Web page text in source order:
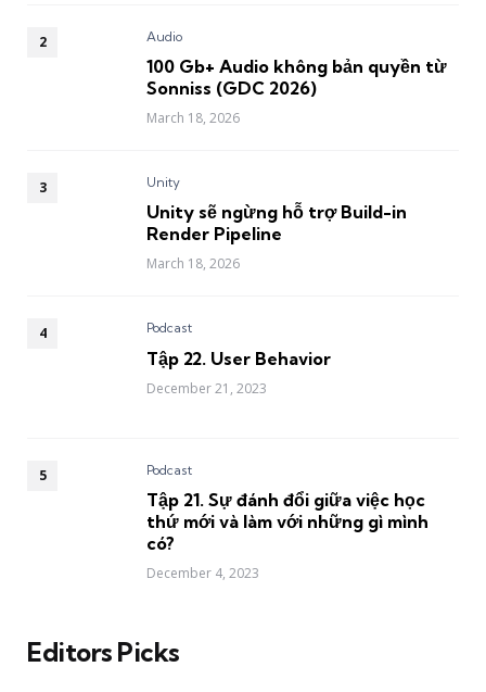
Audio
100 Gb+ Audio không bản quyền từ
Sonniss (GDC 2026)
March 18, 2026
Unity
Unity sẽ ngừng hỗ trợ Build-in
Render Pipeline
March 18, 2026
Podcast
Tập 22. User Behavior
December 21, 2023
Podcast
Tập 21. Sự đánh đổi giữa việc học
thứ mới và làm với những gì mình
có?
December 4, 2023
Editors Picks